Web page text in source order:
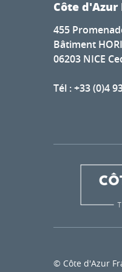
Côte
455
Bâtiment
06203 NICE
Tél : +33 (0)4
© Côte d'Azur